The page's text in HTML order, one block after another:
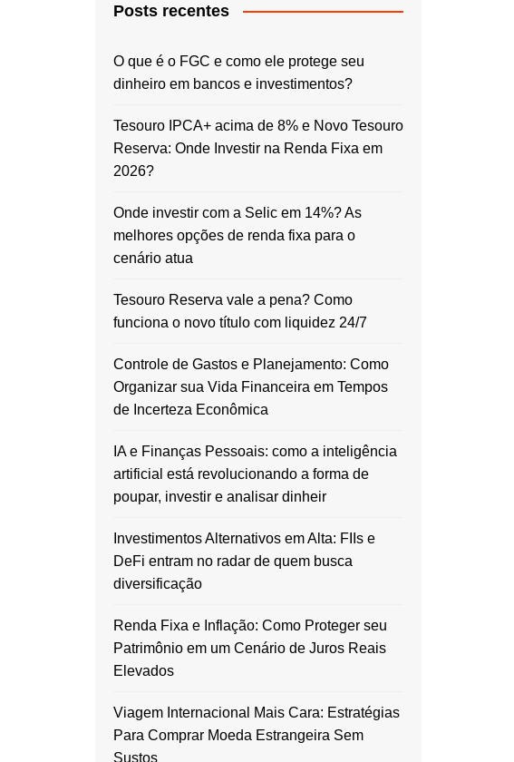
Posts recentes
O que é o FGC e como ele protege seu
dinheiro em bancos e investimentos?
Tesouro IPCA+ acima de 8% e Novo Tesouro
Reserva: Onde Investir na Renda Fixa em
2026?
Onde investir com a Selic em 14%? As
melhores opções de renda fixa para o
cenário atua
Tesouro Reserva vale a pena? Como
funciona o novo título com liquidez 24/7
Controle de Gastos e Planejamento: Como
Organizar sua Vida Financeira em Tempos
de Incerteza Econômica
IA e Finanças Pessoais: como a inteligência
artificial está revolucionando a forma de
poupar, investir e analisar dinheir
Investimentos Alternativos em Alta: FIIs e
DeFi entram no radar de quem busca
diversificação
Renda Fixa e Inflação: Como Proteger seu
Patrimônio em um Cenário de Juros Reais
Elevados
Viagem Internacional Mais Cara: Estratégias
Para Comprar Moeda Estrangeira Sem
Sustos